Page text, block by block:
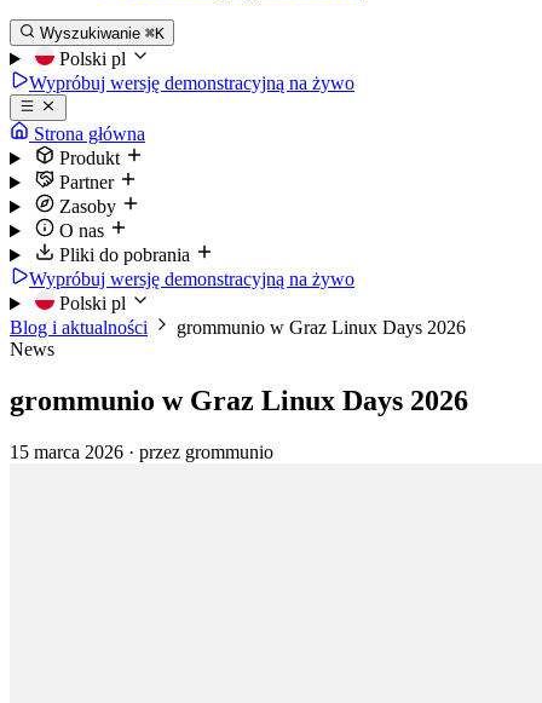
Wyszukiwanie ⌘K
Polski pl
Wypróbuj wersję demonstracyjną na żywo
Strona główna
Produkt
Partner
Zasoby
O nas
Pliki do pobrania
Wypróbuj wersję demonstracyjną na żywo
Polski pl
Blog i aktualności
grommunio w Graz Linux Days 2026
News
grommunio w Graz Linux Days 2026
15 marca 2026 · przez grommunio